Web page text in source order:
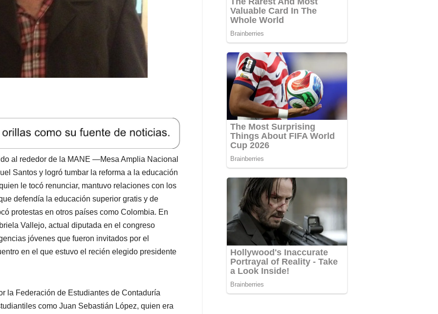
al rededor de la MANE —Mesa Amplia Nacional
Santos y logró tumbar la reforma a la educación
le tocó renunciar, mantuvo relaciones con los
defendía la educación superior gratis y de
protestas en otros países como Colombia. En
Vallejo, actual diputada en el congreso
jóvenes que fueron invitados por el
en el que estuvo el recién elegido presidente
la Federación de Estudiantes de Contaduría
como Juan Sebastián López, quien era